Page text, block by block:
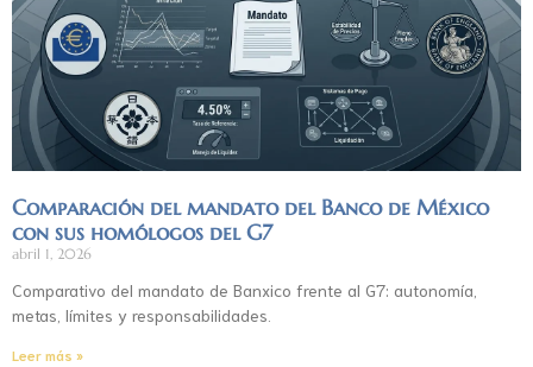
Comparación del mandato del Banco de México
con sus homólogos del G7
abril 1, 2026
Comparativo del mandato de Banxico frente al G7: autonomía,
metas, límites y responsabilidades.
Leer más »